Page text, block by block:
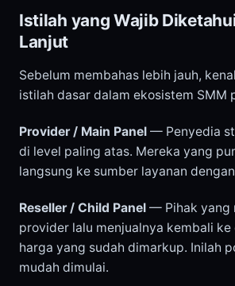
Istilah yang Wajib
Lanjut
Sebelum membahas lebih jauh,
istilah dasar dalam ekosistem SMM
Provider / Main Panel — Penyedia
di level paling atas. Mereka yang
langsung ke sumber layanan
Reseller / Child Panel — Pihak yang
provider lalu menjualnya kembali ke
harga yang sudah dimarkup. Inilah
mudah dimulai.